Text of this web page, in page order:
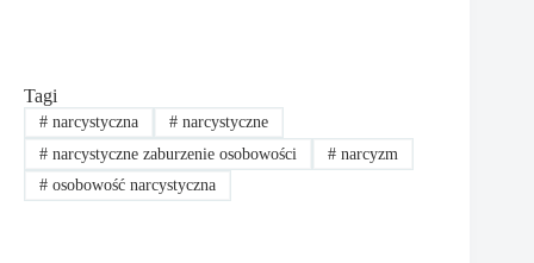
Tagi
#narcystyczna #narcystyczne
#narcystyczne zaburzenie osobowości #narcyzm
#osobowość narcystyczna